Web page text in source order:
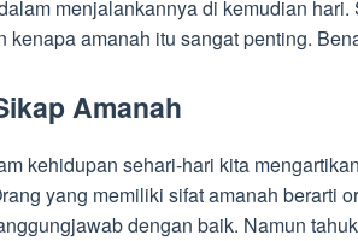
menjalankannya di kemudian
kenapa amanah itu sangat penting.
Amanah
kehidupan sehari-hari kita
yang memiliki sifat amanah berarti
dengan baik. Namun